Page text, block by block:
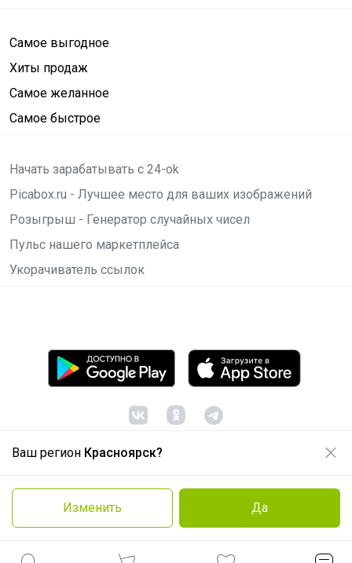
Ваш регион Красноярск?
Изменить Да
Самое выгодное
Хиты продаж
Самое желанное
Самое быстрое
Начать зарабатывать с 24-ok
Picabox.ru - Лучшее место для ваших изображений
Розыгрыш - Генератор случайных чисел
Пульс нашего маркетплейса
Укорачиватель ссылок
© ООО "Лявита", ОГРН 1122468054070, 2012 -2026
Политика конфиденциальности
Cоглашение пользователя